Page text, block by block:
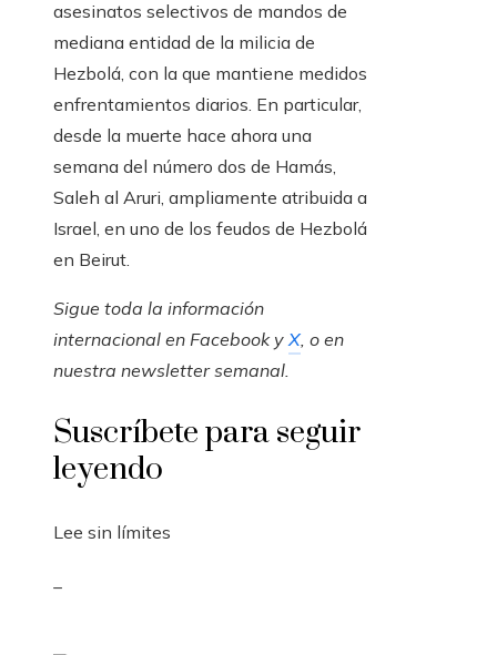
asesinatos selectivos de mandos de
mediana entidad de la milicia de
Hezbolá, con la que mantiene medidos
enfrentamientos diarios. En particular,
desde la muerte hace ahora una
semana del número dos de Hamás,
Saleh al Aruri, ampliamente atribuida a
Israel, en uno de los feudos de Hezbolá
en Beirut.
Sigue toda la información
internacional en FacebookyX, o en
nuestra newsletter semanal.
Suscríbete para seguir
leyendo
Lee sin límites